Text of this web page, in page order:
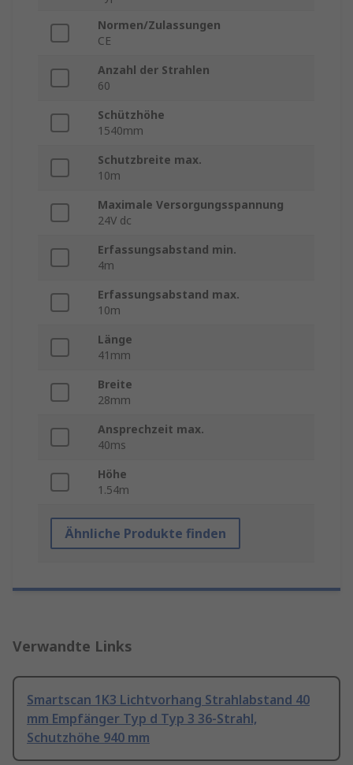
Normen/Zulassungen
CE
Anzahl der Strahlen
60
Schützhöhe
1540mm
Schutzbreite max.
10m
Maximale Versorgungsspannung
24V dc
Erfassungsabstand min.
4m
Erfassungsabstand max.
10m
Länge
41mm
Breite
28mm
Ansprechzeit max.
40ms
Höhe
1.54m
Ähnliche Produkte finden
Verwandte Links
Smartscan 1K3 Lichtvorhang Strahlabstand 40
mm Empfänger Typ d Typ 3 36-Strahl,
Schutzhöhe 940 mm